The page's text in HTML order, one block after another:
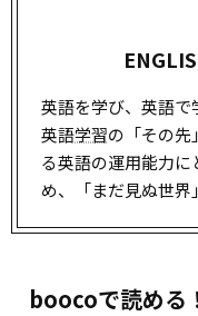
英語を学び、英語で
英語学習の「その先
る英語の運用能力
め、「まだ見ぬ世界
boocoで読める